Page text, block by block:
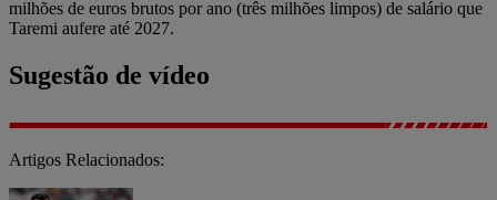
milhões de euros brutos por ano (três milhões limpos) de salário que
Taremi aufere até 2027.
Sugestão de vídeo
Artigos Relacionados: